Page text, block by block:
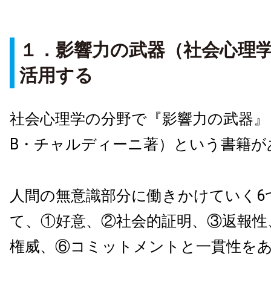
１．影響力の武器（社会心理
活用する
社会心理学の分野で『影響力の武器
B・チャルディーニ著）という書籍
人間の無意識部分に働きかけていく
て、①好意、②社会的証明、③返報
権威、⑥コミットメントと一貫性を